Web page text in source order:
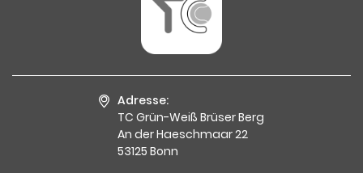
Adresse:
TC Grün-Weiß Brüser Berg
An der Haeschmaar 22
53125 Bonn